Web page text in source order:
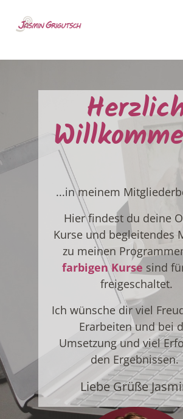
...inmeinem
Hier findest du deine
Kurse und begleitendes
zu meinen
farbigen Kurse sind
freigeschaltet.
Ich wünsche dir viel
Erarbeiten und bei
Umsetzung und viel
den Ergebnissen.
Liebe Grüße